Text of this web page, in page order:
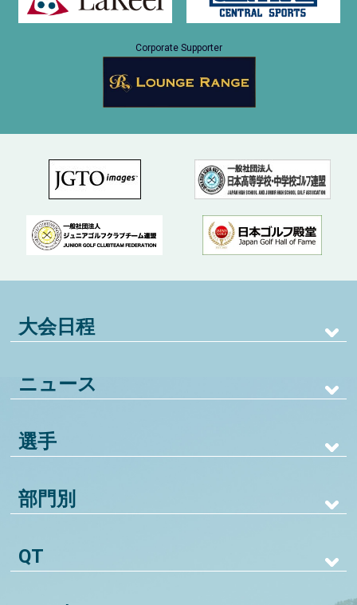
Corporate Supporter
大会日程
ニュース
選手
部門別
QT